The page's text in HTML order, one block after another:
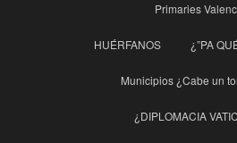
Primaries
HUÉRFANOS ¿”PA
Municipios ¿Cabe un
¿DIPLOMACIA